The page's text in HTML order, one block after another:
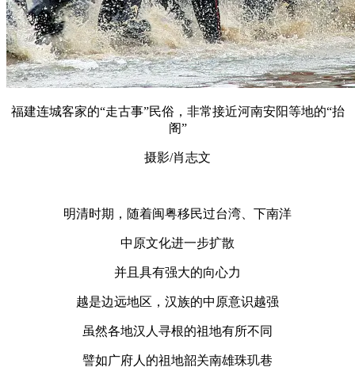
福建连城客家的“走古事”民俗，非常接近河南安阳等地的“抬
阁”
摄影/肖志文
明清时期，随着闽粤移民过台湾、下南洋
中原文化进一步扩散
并且具有强大的向心力
越是边远地区，汉族的中原意识越强
虽然各地汉人寻根的祖地有所不同
譬如广府人的祖地韶关南雄珠玑巷